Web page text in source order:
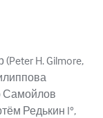
H. Gilmore,
Самойлов
Редькин I°,